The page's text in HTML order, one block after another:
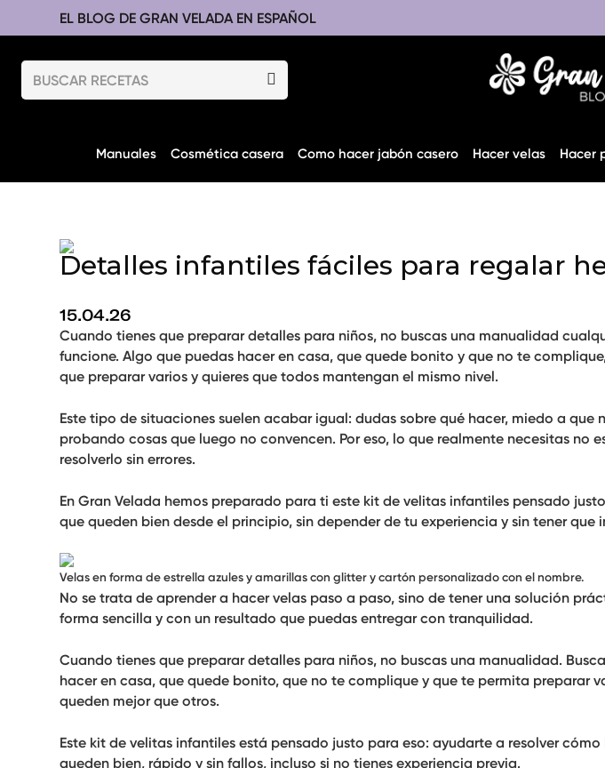
EL BLOG DE GRAN VELADA EN ESPAÑOL
Manuales Cosmética casera Como hacer jabón casero Hacer velas Hacer
Detalles infantiles fáciles para regalar
15.04.26
Cuando tienes que preparar detalles para niños, no buscas una manualidad
funcione. Algo que puedas hacer en casa, que quede bonito y que no te
que preparar varios y quieres que todos mantengan el mismo nivel.
Este tipo de situaciones suelen acabar igual: dudas sobre qué hacer, miedo a que
probando cosas que luego no convencen. Por eso, lo que realmente necesitas no
resolverlo sin errores.
En Gran Velada hemos preparado para ti este kit de velitas infantiles pensado
que queden bien desde el principio, sin depender de tu experiencia y sin tener que
Velas en forma de estrella azules y amarillas con glitter y cartón personalizado con el nombre.
No se trata de aprender a hacer velas paso a paso, sino de tener una solución
forma sencilla y con un resultado que puedas entregar con tranquilidad.
Cuando tienes que preparar detalles para niños, no buscas una manualidad.
hacer en casa, que quede bonito, que no te complique y que te permita preparar
queden mejor que otros.
Este kit de velitas infantiles está pensado justo para eso: ayudarte a resolver
queden bien, rápido y sin fallos, incluso si no tienes experiencia previa.